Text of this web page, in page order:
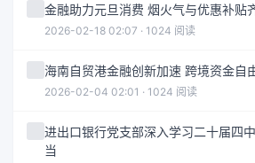
金融助力元旦消费 烟火气与优惠补贴
2026-02-18 02:07 · 1024 阅读
海南自贸港金融创新加速 跨境资金自
2026-02-04 02:01 · 1024 阅读
进出口银行党支部深入学习二十届四
当